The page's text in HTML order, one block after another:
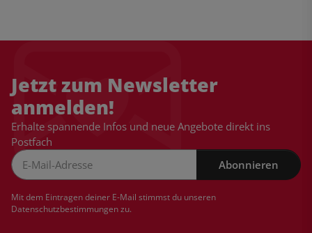
Jetzt zum Newsletter
anmelden!
Erhalte spannende Infos und neue Angebote direkt ins
Postfach
Abonnieren
Mit dem Eintragen deiner E-Mail stimmst du unseren
Datenschutzbestimmungenzu.